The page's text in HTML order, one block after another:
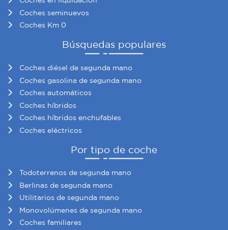
sociales y analizar el tráfico. Además, compartimos
información sobre el uso que haga del sitio web con
nuestros partners de redes sociales, publicidad y análisis
que les haya proporcionado o que hayan recopilado a
Coches seminuevos
Coches Km 0
Búsquedas populares
Coches diésel de segunda mano
Coches gasolina de segunda mano
Coches automáticos
Coches híbridos
Coches híbridos enchufables
Coches eléctricos
Por tipo de coche
Todoterrenos de segunda mano
Berlinas de segunda mano
Utilitarios de segunda mano
Monovolúmenes de segunda mano
Coches familiares